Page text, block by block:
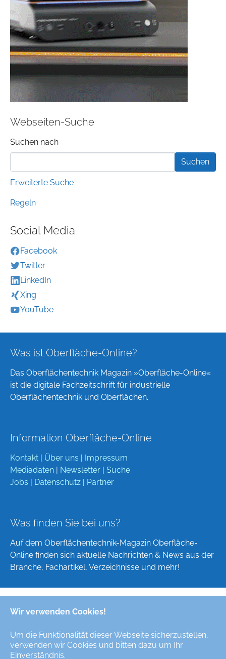
Wir verwenden Cookies!
Um die Funktionalität dieser Webseite sicherzustellen,
verwenden wir Cookies und bitten dazu um Ihr
Einverständnis.
Webseiten-Suche
Suchformular
Suchen nach
Erweiterte Suche
Regeln
Social Media
Facebook
Twitter
LinkedIn
Xing
YouTube
Was ist Oberfläche-Online?
Das Oberflächentechnik Magazin »Oberfläche-Online«
ist die digitale Fachzeitschrift für industrielle
Oberflächentechnik und Oberflächen.
Information Oberfläche-Online
Kontakt Über uns
Impressum
Mediadaten
Newsletter
Suche
Jobs
Datenschutz Partner
Was finden Sie bei uns?
Auf dem Oberflächentechnik-Magazin Oberfläche-
Online finden sich aktuelle Nachrichten & News aus der
Branche, Fachartikel, Verzeichnisse und mehr!
Deutsch
Alle Rechte/All Rights Reserved © Oberfläche-Online,